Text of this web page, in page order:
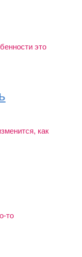
это
как
то